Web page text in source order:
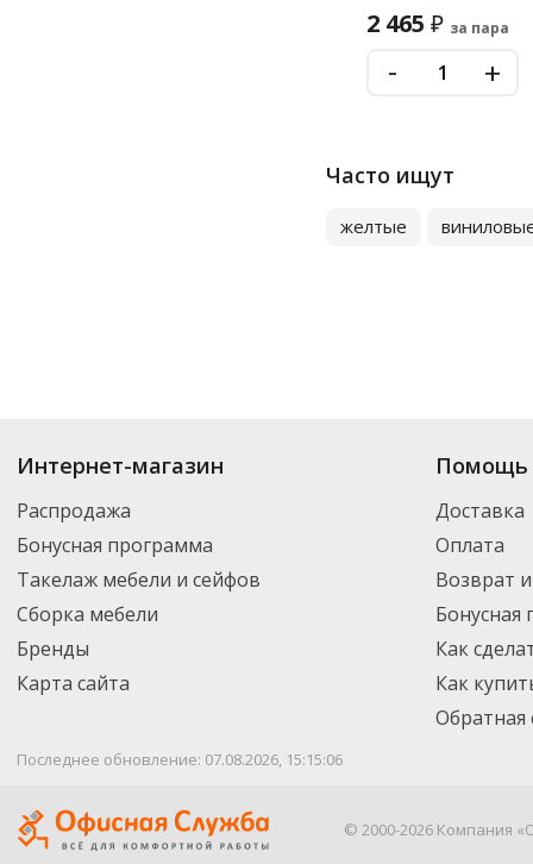
2 465 ₽ за пара
- +
Часто ищут
желтые
Купить до 14 274
новинки. Вы можете выбрать нужный товар и добавить его в корзину
России – партнерской транспортной компанией DPD. Для постоянных
Интернет-магазин
Распродажа
Бонусная программа
Такелаж мебели и сейфов
Сборка мебели
Бренды
Карта сайта
Помощь
Доставка
Оплата
Возврат
Бонусная
Как
Как
Обратная
Последнее обновление: 07.08.2026, 15:15:06
© 2000-2026 Компания